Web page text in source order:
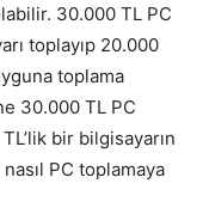
30.000 TL PC
toplayıp 20.000
toplama
30.000 TL PC
bir bilgisayarın
PC toplamaya